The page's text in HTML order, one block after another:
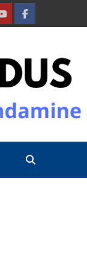
YoutubeFacebook